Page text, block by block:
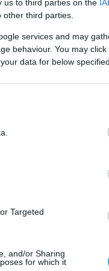
us to third parties on the
third parties.
services and may
behaviour. You may
data for below
Targeted
and/or Sharing
for which it
10, 2026
θύματα
την UKMTO.
με